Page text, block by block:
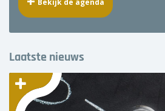
Bekijk de agenda
Laatste nieuws